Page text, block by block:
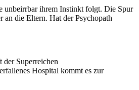
unbeirrbar ihrem Instinkt folgt. Die Spur
an die Eltern. Hat der Psychopath
Superreichen
Hospital kommt es zur